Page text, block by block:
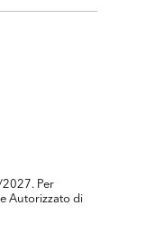
Per
Autorizzato di